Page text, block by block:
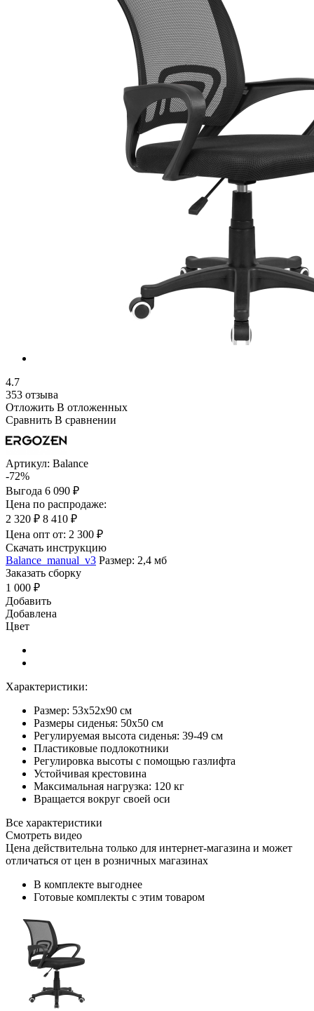
4.7
353 отзыва
Отложить В отложенных
Сравнить В сравнении
Артикул: Balance
-72%
Выгода 6 090 ₽
Цена по распродаже:
2 320 ₽ 8 410 ₽
Цена опт от: 2 300 ₽
Скачать инструкцию
Balance_manual_v3 Размер: 2,4 мб
Заказать сборку
1 000 ₽
Добавить
Добавлена
Цвет
Характеристики:
Размер: 53x52х90 см
Размеры сиденья: 50х50 см
Регулируемая высота сиденья: 39-49 см
Пластиковые подлокотники
Регулировка высоты с помощью газлифта
Устойчивая крестовина
Максимальная нагрузка: 120 кг
Вращается вокруг своей оси
Все характеристики
Смотреть видео
Цена действительна только для интернет-магазина и может
отличаться от цен в розничных магазинах
В комплекте выгоднее
Готовые комплекты с этим товаром